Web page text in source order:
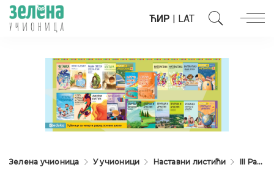
ЋИР | LAT
Зелена учионица У учионици Наставни листићи III Разред